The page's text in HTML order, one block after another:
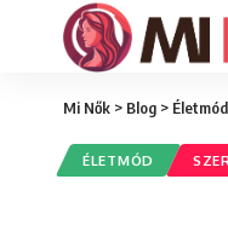
Mi Nők > Blog > Életmód
ÉLETMÓD